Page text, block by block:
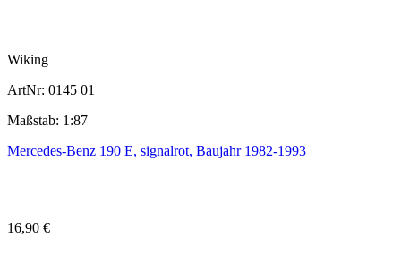
Wiking
ArtNr: 0145 01
Maßstab: 1:87
Mercedes-Benz 190 E, signalrot, Baujahr 1982-1993
16,90 €